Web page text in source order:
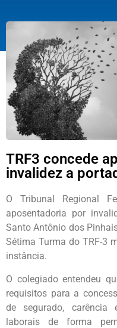
TRF3 concede
invalidez a
O Tribunal Regional
aposentadoria por
Santo Antônio dos
Sétima Turma do TRF-3
instância.
O colegiado entendeu
requisitos para a
de segurado, carência
laborais de forma